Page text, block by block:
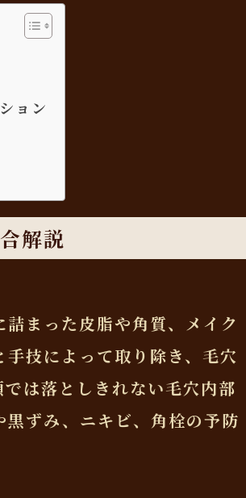
ョン
解説
まった皮脂や角質、メイク
技によって取り除き、毛穴
は落としきれない毛穴内部
ずみ、ニキビ、角栓の予防